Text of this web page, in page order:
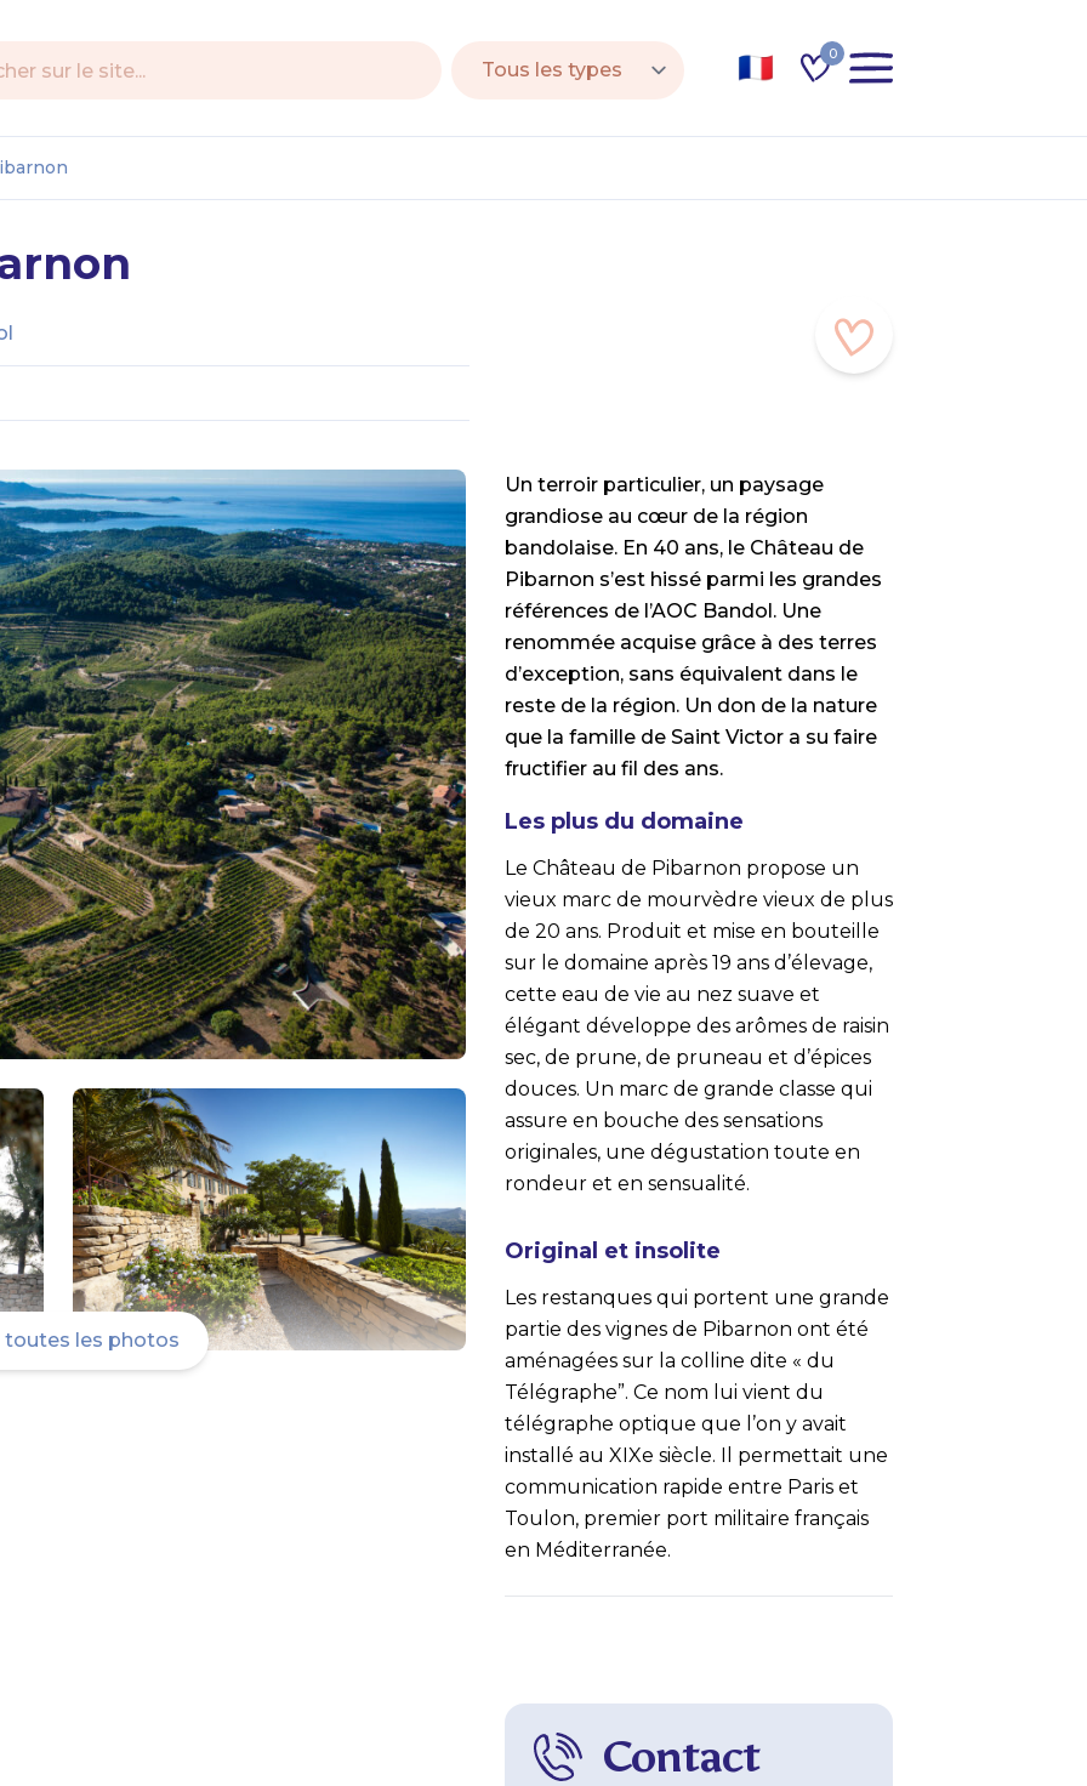
0
toutes les photos
Un terroir particulier, un paysage
grandiose au cœur de la région
bandolaise. En 40 ans, le Château de
Pibarnon s’est hissé parmi les grandes
références de l’AOC Bandol. Une
renommée acquise grâce à des terres
d’exception, sans équivalent dans le
reste de la région. Un don de la nature
que la famille de Saint Victor a su faire
fructifier au fil des ans.
Les plus du domaine
Le Château de Pibarnon propose un
vieux marc de mourvèdre vieux de plus
de 20 ans. Produit et mise en bouteille
sur le domaine après 19 ans d’élevage,
cette eau de vie au nez suave et
élégant développe des arômes de raisin
sec, de prune, de pruneau et d’épices
douces. Un marc de grande classe qui
assure en bouche des sensations
originales, une dégustation toute en
rondeur et en sensualité.
Original et insolite
Les restanques qui portent une grande
partie des vignes de Pibarnon ont été
aménagées sur la colline dite « du
Télégraphe”. Ce nom lui vient du
télégraphe optique que l’on y avait
installé au XIXe siècle. Il permettait une
communication rapide entre Paris et
Toulon, premier port militaire français
en Méditerranée.
Contact